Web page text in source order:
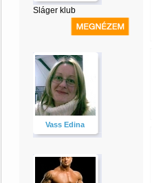
Sláger klub
Vass Edina